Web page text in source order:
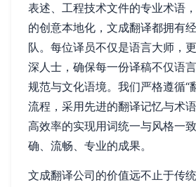
表述、工程技术文件的专业术语
的创意本地化，文成翻译都拥有
队。每位译员不仅是语言大师，
深人士，确保每一份译稿不仅语
规范与文化语境。我们严格遵循“
流程，采用先进的翻译记忆与术
高效率的实现用词统一与风格一
确、流畅、专业的成果。
文成翻译公司的价值远不止于传